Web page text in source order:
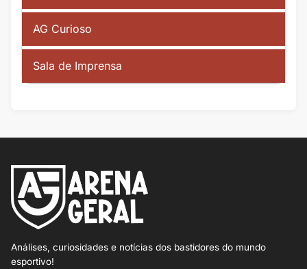
AG Curioso
Sala de Imprensa
Análises, curiosidades e notícias dos bastidores do mundo
esportivo!